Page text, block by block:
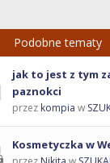
Podobne tematy
jak to jest z tym
paznokci
przez kompia w
Kosmetyczka w